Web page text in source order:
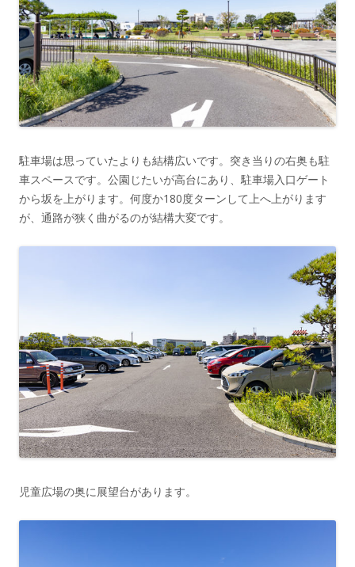
駐車場は思っていたよりも結構広いです。突き当りの右奥も駐
車スペースです。公園じたいが高台にあり、駐車場入口ゲート
から坂を上がります。何度か180度ターンして上へ上がります
が、通路が狭く曲がるのが結構大変です。
児童広場の奥に展望台があります。